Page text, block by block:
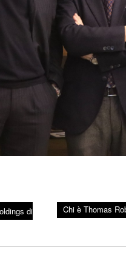
di
Chi è Thomas